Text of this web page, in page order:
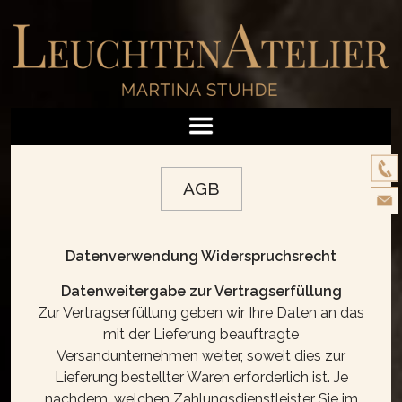
AGB
Datenverwendung Widerspruchsrecht
Datenweitergabe zur Vertragserfüllung
Zur Vertragserfüllung geben wir Ihre Daten an das
mit der Lieferung beauftragte
Versandunternehmen weiter, soweit dies zur
Lieferung bestellter Waren erforderlich ist. Je